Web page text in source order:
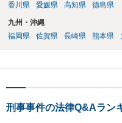
香川県
愛媛県 高知県 徳島県
九州・沖縄
福岡県
佐賀県 長崎県 熊本県
刑事事件の法律Q&Aラン